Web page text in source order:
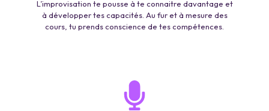
L’improvisation te pousse à te connaitre davantage et
à développer tes capacités. Au fur et à mesure des
cours, tu prends conscience de tes compétences.